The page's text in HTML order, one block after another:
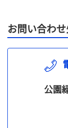
お問い合わ
公園